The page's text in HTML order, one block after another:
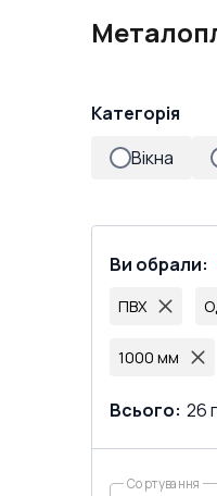
Категорія
Вікна
Ви обрали:
ПВХ
1000 мм
Всього: 26
Сортування